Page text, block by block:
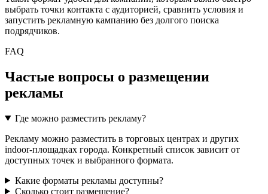
выбрать точки контакта с аудиторией, сравнить условия и
запустить рекламную кампанию без долгого поиска
подрядчиков.
FAQ
Частые вопросы о размещении
рекламы
Где можно разместить рекламу?
Рекламу можно разместить в торговых центрах и других
indoor-площадках города. Конкретный список зависит от
доступных точек и выбранного формата.
Какие форматы рекламы доступны?
Сколько стоит размещение?